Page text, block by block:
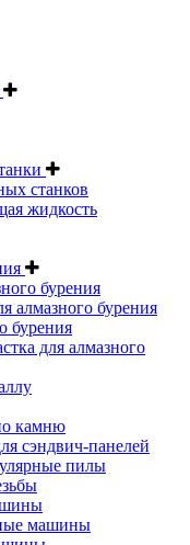
станков
жидкость
бурения
алмазного бурения
бурения
для алмазного
камню
сэндвич-панелей
пилы
машины